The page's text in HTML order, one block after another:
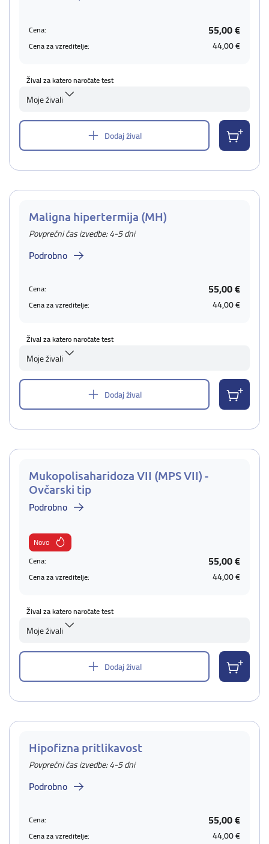
Cena: 55,00 €
Cena za vzreditelje: 44,00 €
Žival za katero naročate test
Moje živali
Dodaj žival
Maligna hipertermija (MH)
Povprečni čas izvedbe: 4-5 dni
Podrobno
Cena: 55,00 €
Cena za vzreditelje: 44,00 €
Žival za katero naročate test
Moje živali
Dodaj žival
Mukopolisaharidoza VII (MPS VII) -
Ovčarski tip
Podrobno
Novo
Cena:
55,00 €
Cena za vzreditelje: 44,00 €
Žival za katero naročate test
Moje živali
Dodaj žival
Hipofizna pritlikavost
Povprečni čas izvedbe: 4-5 dni
Podrobno
Cena: 55,00 €
Cena za vzreditelje: 44,00 €